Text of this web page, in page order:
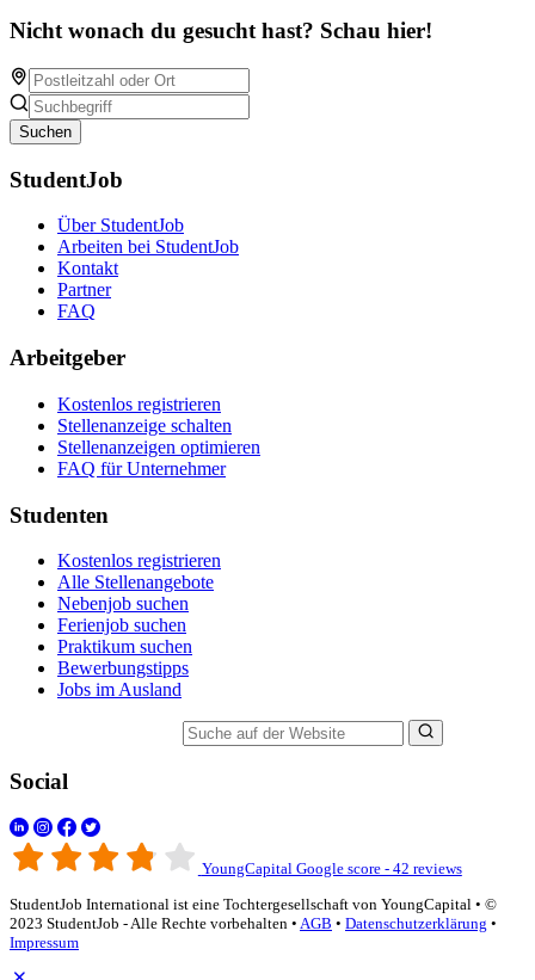
Nicht wonach du gesucht hast? Schau hier!
Suchen
StudentJob
Über StudentJob
Arbeiten bei StudentJob
Kontakt
Partner
FAQ
Arbeitgeber
Kostenlos registrieren
Stellenanzeige schalten
Stellenanzeigen optimieren
FAQ für Unternehmer
Studenten
Kostenlos registrieren
Alle Stellenangebote
Nebenjob suchen
Ferienjob suchen
Praktikum suchen
Bewerbungstipps
Jobs im Ausland
Social
YoungCapital Google score - 42 reviews
StudentJob International ist eine Tochtergesellschaft von YoungCapital • ©
2023 StudentJob - Alle Rechte vorbehalten • AGB • Datenschutzerklärung •
Impressum